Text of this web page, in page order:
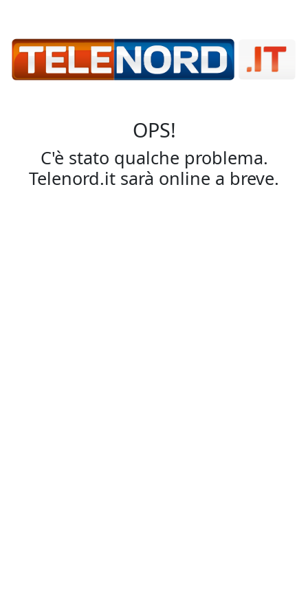
OPS!
C'è stato qualche problema.
Telenord.it sarà online a breve.